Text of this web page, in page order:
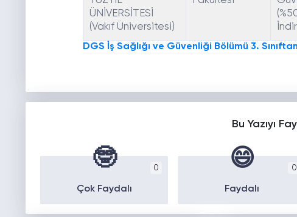
ÜNİVERSİTESİ
(Vakıf Üniversitesi)
DGS İş Sağlığı ve Güvenliği Bölümü 3.
Bu Yazıyı
0
🤓
Çok Faydalı
0
😄
Faydalı